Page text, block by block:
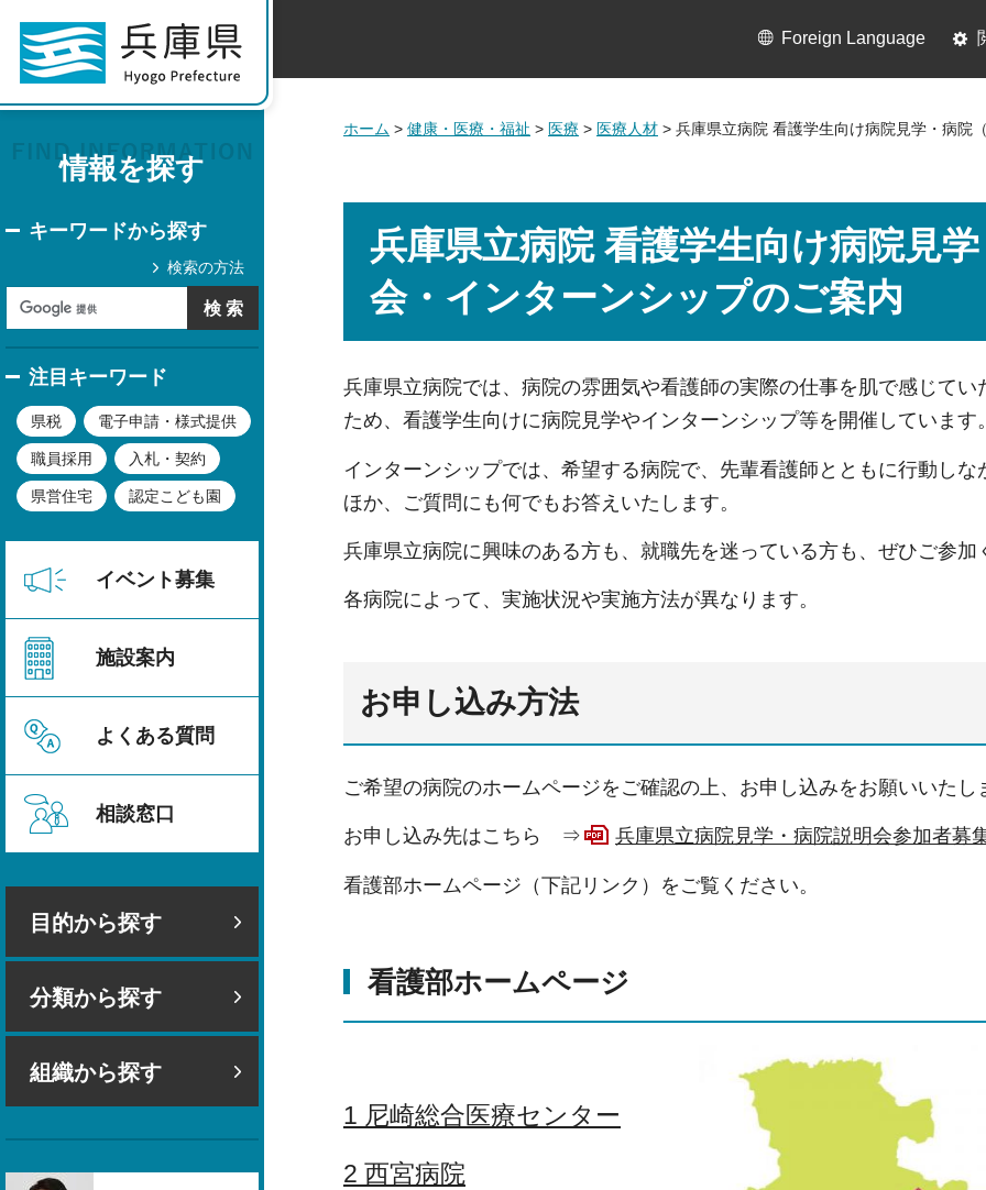
情報を探す
キーワードから探す
検索の方法
注目キーワード
県税 電子申請・様式提供
職員採用 入札・契約
県営住宅 認定こども園
イベント募集
施設案内
よくある質問
相談窓口
目的から探す
分類から探す
組織から探す
Foreign Language
ホーム > 健康・医療・福祉 > 医療 > 医療人材 > 兵庫県立病院 看護学生向け病院見学・病院
兵庫県立病院 看護学生向け病院見
会・インターンシップのご案内
兵庫県立病院では、病院の雰囲気や看護師の実際の仕事を肌で感じて
ため、看護学生向けに病院見学やインターンシップ等を開催しています
インターンシップでは、希望する病院で、先輩看護師とともに行動し
ほか、ご質問にも何でもお答えいたします。
兵庫県立病院に興味のある方も、就職先を迷っている方も、ぜひご参加
各病院によって、実施状況や実施方法が異なります。
お申し込み方法
ご希望の病院のホームページをご確認の上、お申し込みをお願いいたし
お申し込み先はこちら ⇒ 兵庫県立病院見学・病院説明会参加者募
看護部ホームページ（下記リンク）をご覧ください。
看護部ホームページ
1 尼崎総合医療センター
2 西宮病院